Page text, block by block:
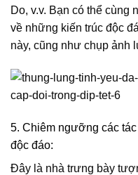
Do, v.v. Bạn có thể cùng
về những kiến trúc độc
này, cũng như chụp ảnh
5. Chiêm ngưỡng các
độc đáo:
Đây là nhà trưng bày